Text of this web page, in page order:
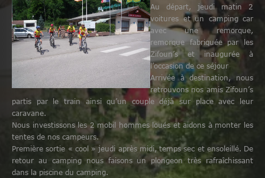
Au départ, jeudi matin 2
voitures et un camping car
avec une remorque,
remorque fabriquée par les
Zifoun’s et inaugurée à
l’occasion de ce séjour
Arrivée à destination, nous
retrouvons nos amis Zifoun’s
partis par le train ainsi qu’un couple déjà sur place avec leur
caravane.
Nous investissons les 2 mobil hommes loués et aidons à monter les
tentes de nos campeurs.
Première sortie « cool » jeudi après midi, temps sec et ensoleillé. De
retour au camping nous faisons un plongeon très rafraîchissant
dans la piscine du camping.